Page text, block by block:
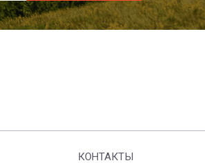
КОНТАКТЫ